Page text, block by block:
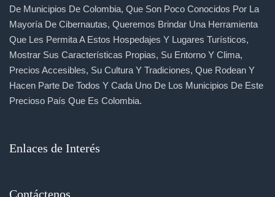
De Municipios De Colombia, Que Son Poco Conocidos Por La
Mayoría De Cibernautas, Queremos Brindar Una Herramienta
Que Les Permita A Estos Hospedajes Y Lugares Turísticos,
Mostrar Sus Características Propias, Su Entorno Y Clima,
Precios Accesibles, Su Cultura Y Tradiciones, Que Rodean Y
Hacen Parte De Todos Y Cada Uno De Los Municipios De Este
Precioso País Que Es Colombia.
Enlaces de Interés
Contáctenos